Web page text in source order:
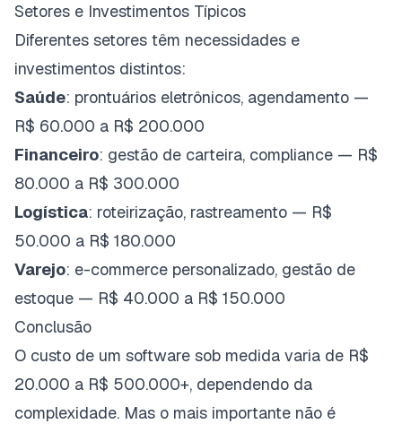
Setores e Investimentos Típicos
Diferentes setores têm necessidades e
investimentos distintos:
Saúde: prontuários eletrônicos, agendamento —
R$ 60.000 a R$ 200.000
Financeiro: gestão de carteira, compliance — R$
80.000 a R$ 300.000
Logística: roteirização, rastreamento — R$
50.000 a R$ 180.000
Varejo: e-commerce personalizado, gestão de
estoque — R$ 40.000 a R$ 150.000
Conclusão
O custo de um software sob medida varia de R$
20.000 a R$ 500.000+, dependendo da
complexidade. Mas o mais importante não é